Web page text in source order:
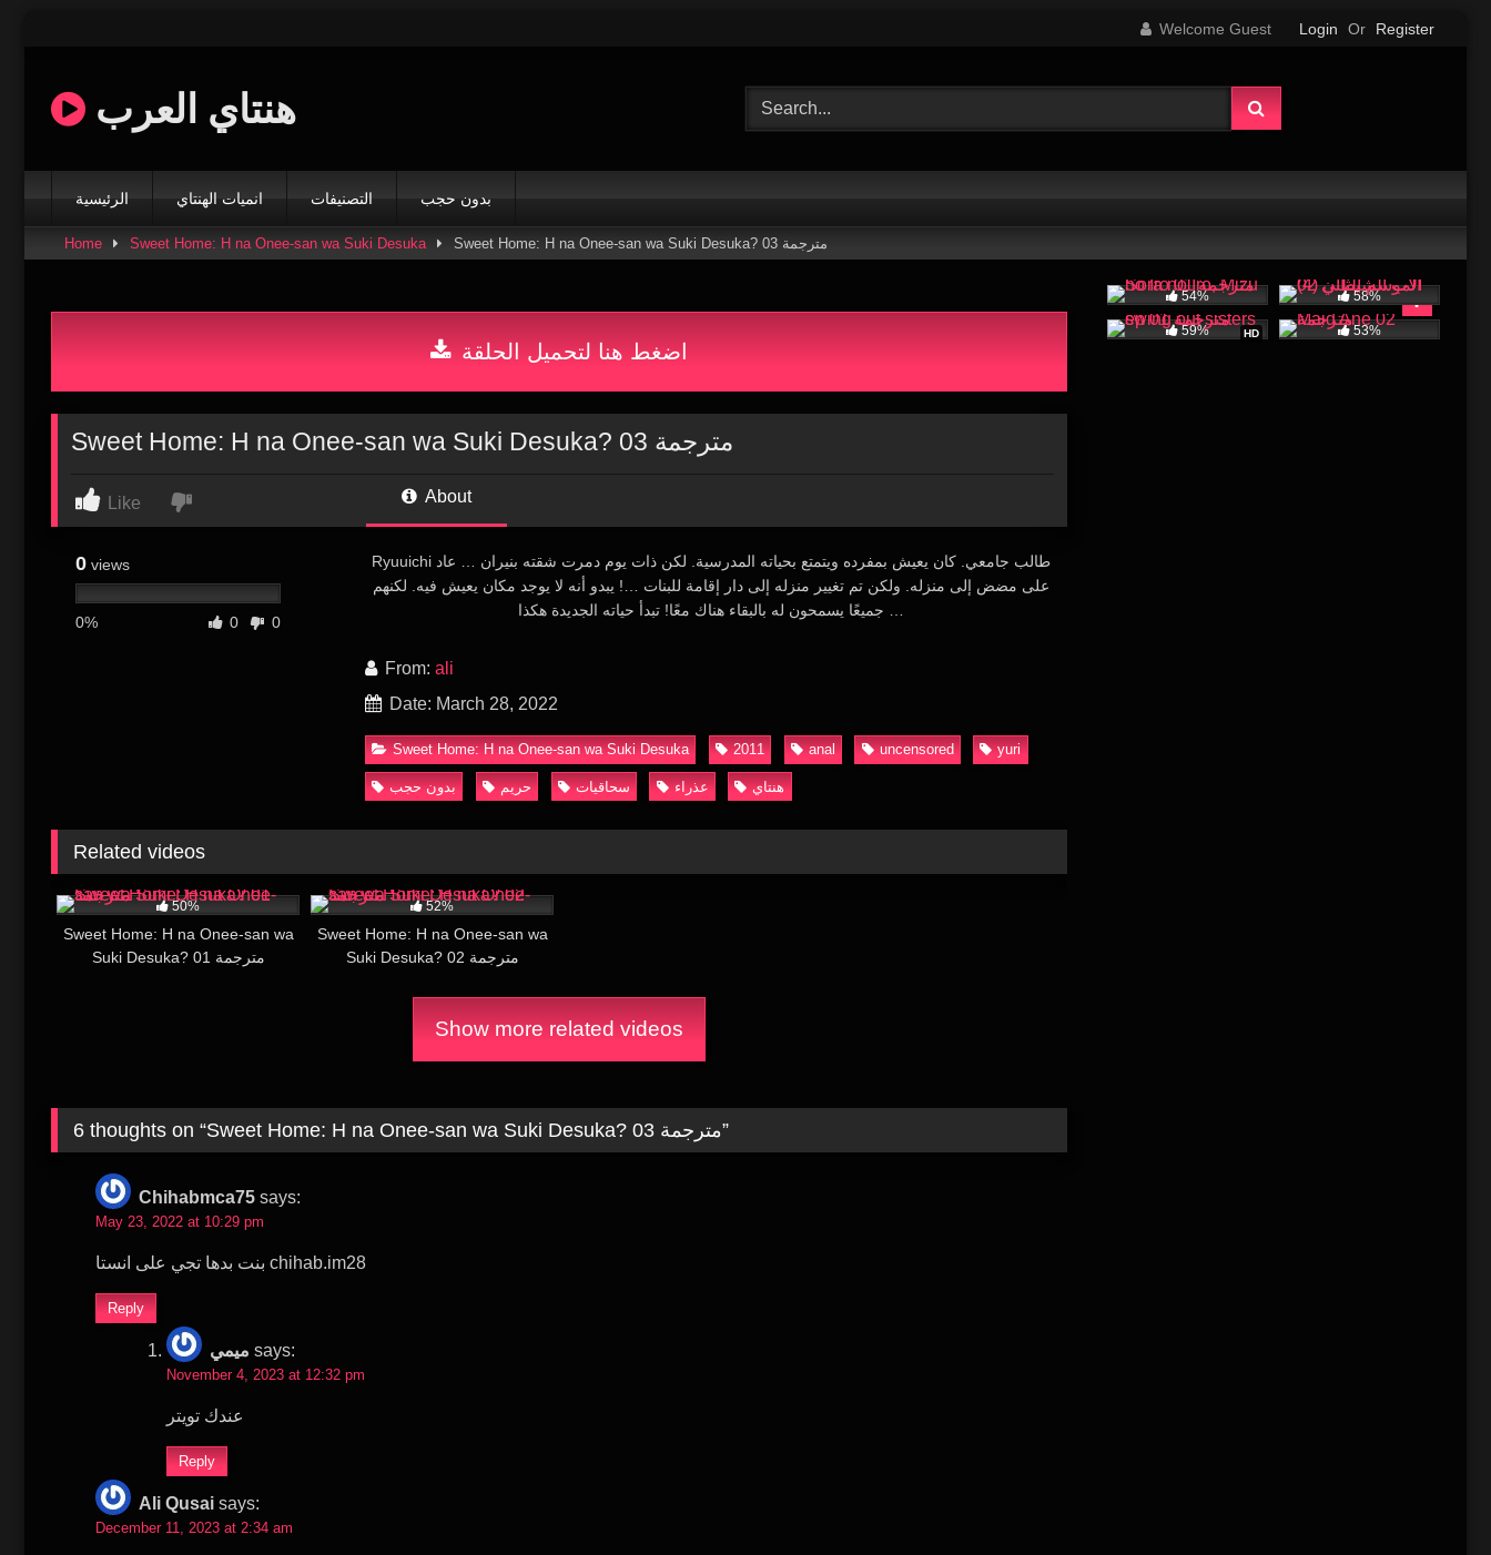
Welcome Guest Login Or Register
هنتاي العرب
الرئيسية انميات الهنتاي التصنيفات بدون حجب
Home Sweet Home: H na Onee-san wa Suki Desuka Sweet Home: H na Onee-san wa Suki Desuka? 03 مترجمة
اضغط هنا لتحميل الحلقة
Sweet Home: H na Onee-san wa Suki Desuka? 03 مترجمة
Like About
0 views
0% 0 0
Ryuuichi طالب جامعي. كان يعيش بمفرده ويتمتع بحياته المدرسية. لكن ذات يوم دمرت شقته بنيران … عاد
على مضض إلى منزله. ولكن تم تغيير منزله إلى دار إقامة للبنات …! يبدو أنه لا يوجد مكان يعيش فيه. لكنهم
From: ali
Date: March 28, 2022
Sweet Home: H na Onee-san wa Suki Desuka 2011 anal uncensored yuri
بدون حجب حريم سحاقيات عذراء هنتاي
Related videos
50%
Sweet Home: H na Onee-san wa
Suki Desuka? 01 مترجمة
52%
Sweet Home: H na Onee-san wa
Suki Desuka? 02 مترجمة
Show more related videos
6 thoughts on “ Sweet Home: H na Onee-san wa Suki Desuka? 03 مترجمة”
Chihabmca75 says:
May 23, 2022 at 10:29 pm
بنت بدها تجي على انستا chihab.im28
Reply
ميمي says:
November 4, 2023 at 12:32 pm
عندك تويتر
Reply
Ali Qusai says:
December 11, 2023 at 2:34 am
54% 58%
HD
59% 53%